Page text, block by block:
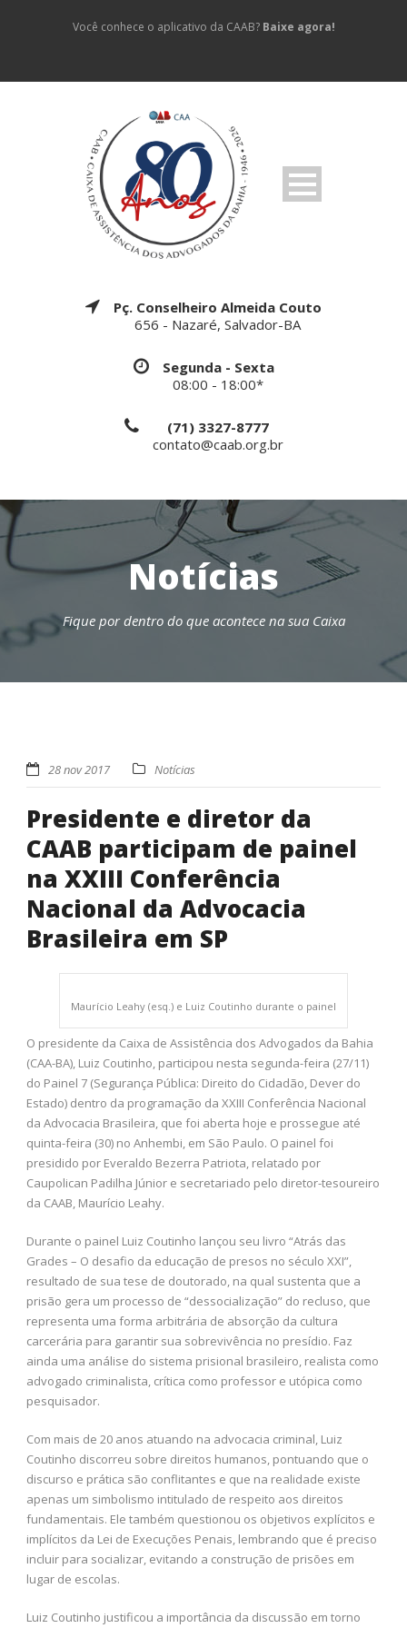
Você conhece o aplicativo da CAAB? Baixe agora!
Pç. Conselheiro Almeida Couto
656 - Nazaré, Salvador-BA
Segunda - Sexta
08:00 - 18:00*
(71) 3327-8777
contato@caab.org.br
Notícias
Fique por dentro do que acontece na sua Caixa
28 nov 2017 Notícias
Presidente e diretor da
CAAB participam de painel
na XXIII Conferência
Nacional da Advocacia
Brasileira em SP
Maurício Leahy (esq.) e Luiz Coutinho durante o painel
O presidente da Caixa de Assistência dos Advogados da Bahia
(CAA-BA), Luiz Coutinho, participou nesta segunda-feira (27/11)
do Painel 7 (Segurança Pública: Direito do Cidadão, Dever do
Estado) dentro da programação da XXIII Conferência Nacional
da Advocacia Brasileira, que foi aberta hoje e prossegue até
quinta-feira (30) no Anhembi, em São Paulo. O painel foi
presidido por Everaldo Bezerra Patriota, relatado por
Caupolican Padilha Júnior e secretariado pelo diretor-tesoureiro
da CAAB, Maurício Leahy.
Durante o painel Luiz Coutinho lançou seu livro “Atrás das
Grades – O desafio da educação de presos no século XXI”,
resultado de sua tese de doutorado, na qual sustenta que a
prisão gera um processo de “dessocialização” do recluso, que
representa uma forma arbitrária de absorção da cultura
carcerária para garantir sua sobrevivência no presídio. Faz
ainda uma análise do sistema prisional brasileiro, realista como
advogado criminalista, crítica como professor e utópica como
pesquisador.
Com mais de 20 anos atuando na advocacia criminal, Luiz
Coutinho discorreu sobre direitos humanos, pontuando que o
discurso e prática são conflitantes e que na realidade existe
apenas um simbolismo intitulado de respeito aos direitos
fundamentais. Ele também questionou os objetivos explícitos e
implícitos da Lei de Execuções Penais, lembrando que é preciso
incluir para socializar, evitando a construção de prisões em
lugar de escolas.
Luiz Coutinho justificou a importância da discussão em torno